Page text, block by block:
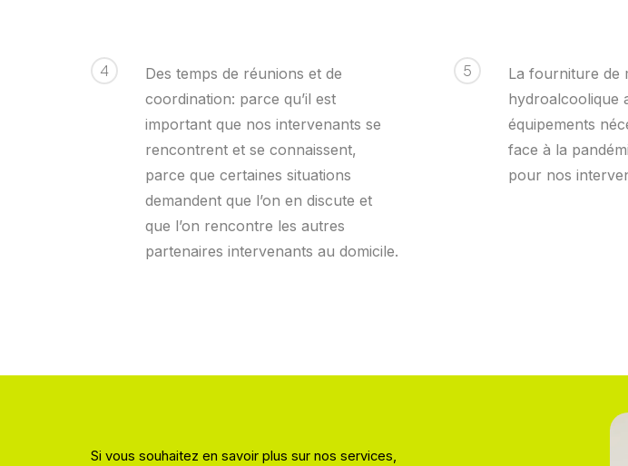
4
Des temps de réunions et de
coordination: parce qu’il est
important que nos intervenants se
rencontrent et se connaissent,
parce que certaines situations
demandent que l’on en discute et
que l’on rencontre les autres
partenaires intervenants au domicile.
5
La fourniture de
hydroalcoolique
équipements
face à la
pour nos
Si vous souhaitez en savoir plus sur nos services,